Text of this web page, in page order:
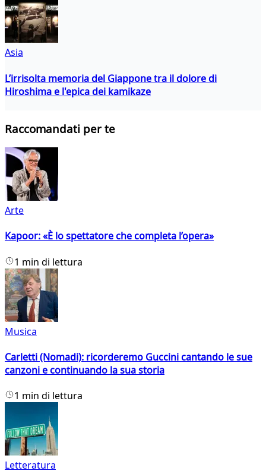
Asia
L’irrisolta memoria del Giappone tra il dolore di
Hiroshima e l'epica dei kamikaze
Raccomandati per te
Arte
Kapoor: «È lo spettatore che completa l’opera»
1 min di lettura
Musica
Carletti (Nomadi): ricorderemo Guccini cantando le sue
canzoni e continuando la sua storia
1 min di lettura
Letteratura